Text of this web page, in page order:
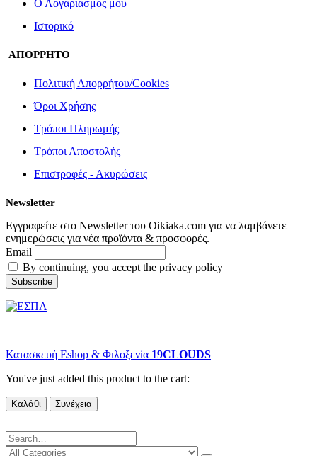
Ο Λογαριασμος μου
Ιστορικό
ΑΠΟΡΡΗΤΟ
Πολιτική Απορρήτου/Cookies
Όροι Χρήσης
Τρόποι Πληρωμής
Τρόποι Αποστολής
Επιστροφές - Ακυρώσεις
Newsletter
Εγγραφείτε στο Newsletter του Oikiaka.com για να λαμβάνετε
ενημερώσεις για νέα προϊόντα & προσφορές.
Email
By continuing, you accept the privacy policy
Κατασκευή Eshop & Φιλοξενία 19CLOUDS
You've just added this product to the cart:
Καλάθι Συνέχεια